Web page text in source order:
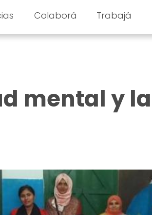
Colaborá Trabajá
mental y la